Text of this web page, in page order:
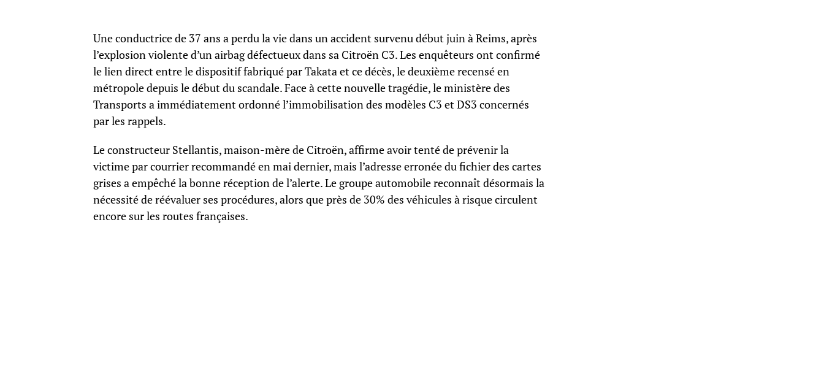
Une conductrice de 37 ans a perdu la vie dans un accident survenu début juin à Reims, après
l’explosion violente d’un airbag défectueux dans sa Citroën C3. Les enquêteurs ont confirmé
le lien direct entre le dispositif fabriqué par Takata et ce décès, le deuxième recensé en
métropole depuis le début du scandale. Face à cette nouvelle tragédie, le ministère des
Transports a immédiatement ordonné l’immobilisation des modèles C3 et DS3 concernés
par les rappels.
Le constructeur Stellantis, maison-mère de Citroën, affirme avoir tenté de prévenir la
victime par courrier recommandé en mai dernier, mais l’adresse erronée du fichier des cartes
grises a empêché la bonne réception de l’alerte. Le groupe automobile reconnaît désormais la
nécessité de réévaluer ses procédures, alors que près de 30% des véhicules à risque circulent
encore sur les routes françaises.